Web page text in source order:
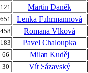
121 Martin Daněk
651 Lenka Fuhrmannová
458 Romana Vlková
183 Pavel Chaloupka
66 Milan Kuděj
30 Vít Sázavský